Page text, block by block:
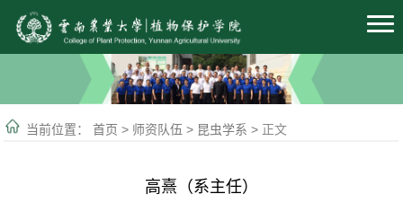
当前位置： 首页 > 师资队伍 > 昆虫学系 > 正文
高熹（系主任）